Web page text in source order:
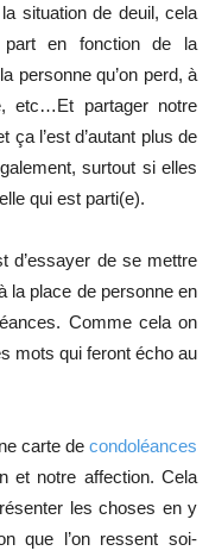
situation de deuil, cela
part en fonction de la
personne qu’on perd, à
etc…Et partager notre
l’est d’autant plus de
surtout si elles
qui est parti(e).
d’essayer de se mettre
la place de personne en
Comme cela on
mots qui feront écho au
carte de condoléances
et notre affection. Cela
les choses en y
que l’on ressent soi-